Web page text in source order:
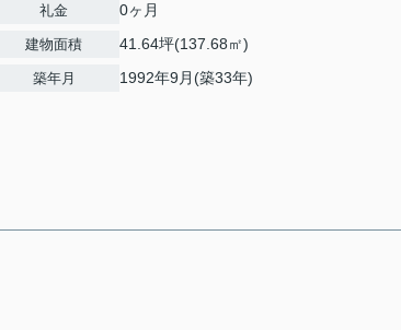
礼金 0ヶ月
建物面積 41.64坪(137.68㎡)
築年月 1992年9月(築33年)